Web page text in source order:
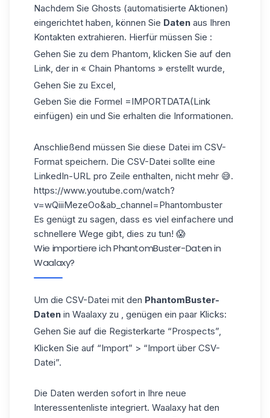
Nachdem Sie Ghosts (automatisierte Aktionen)
eingerichtet haben, können Sie Daten aus Ihren
Kontakten extrahieren. Hierfür müssen Sie :
Gehen Sie zu dem Phantom, klicken Sie auf den
Link, der in « Chain Phantoms » erstellt wurde,
Gehen Sie zu Excel,
Geben Sie die Formel =IMPORTDATA(Link
einfügen) ein und Sie erhalten die Informationen.
Anschließend müssen Sie diese Datei im CSV-
Format speichern. Die CSV-Datei sollte eine
LinkedIn-URL pro Zeile enthalten, nicht mehr 😅.
https://www.youtube.com/watch?
v=wQiiiMezeOo&ab_channel=Phantombuster
Es genügt zu sagen, dass es viel einfachere und
schnellere Wege gibt, dies zu tun! 😱
Wie importiere ich PhantomBuster-Daten in
Waalaxy?
Um die CSV-Datei mit den PhantomBuster-
Daten in Waalaxy zu , genügen ein paar Klicks:
Gehen Sie auf die Registerkarte “Prospects”,
Klicken Sie auf “Import” > “Import über CSV-
Datei”.
Die Daten werden sofort in Ihre neue
Interessentenliste integriert. Waalaxy hat den